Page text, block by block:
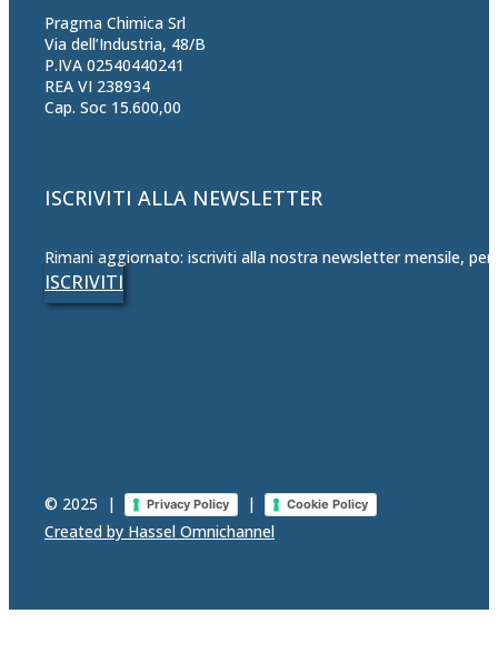
Pragma Chimica Srl
Via dell’Industria, 48/B
P.IVA 02540440241
REA VI 238934
Cap. Soc 15.600,00
ISCRIVITI ALLA NEWSLETTER
Rimani aggiornato: iscriviti alla nostra newsletter mensile,
ISCRIVITI
© 2025 | Privacy Policy | Cookie Policy
Created by Hassel Omnichannel